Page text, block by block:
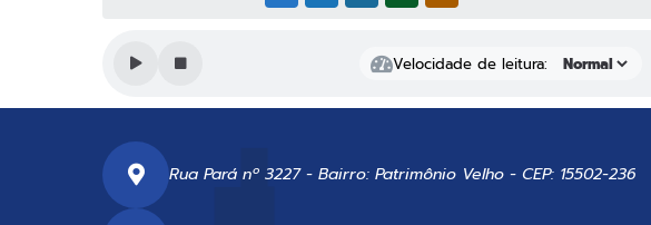
Velocidade de leitura:
Rua Pará nº 3227 - Bairro: Patrimônio Velho - CEP: 15502-236